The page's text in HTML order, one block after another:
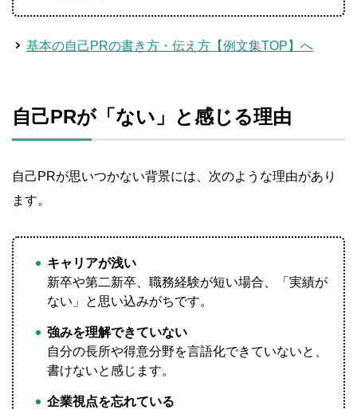
基本の自己PRの書き方・伝え方【例文集TOP】へ
自己PRが「ない」と感じる理由
自己PRが思いつかない背景には、次のような理由があり
ます。
キャリアが浅い
新卒や第二新卒、職務経験が短い場合、「実績が
ない」と思い込みがちです。
強みを理解できていない
自分の長所や得意分野を言語化できていないと、
書けないと感じます。
企業視点を忘れている